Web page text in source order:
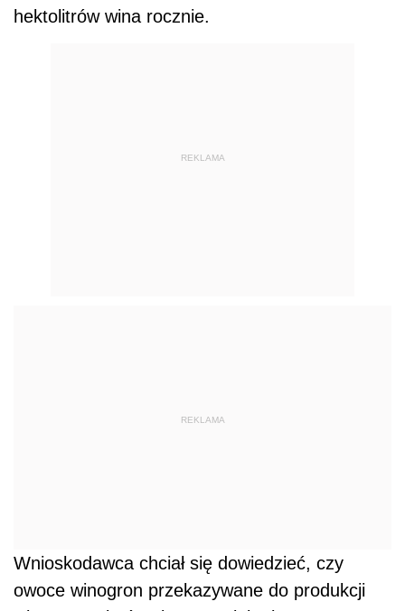
hektolitrów wina rocznie.
REKLAMA
REKLAMA
Wnioskodawca chciał się dowiedzieć, czy
owoce winogron przekazywane do produkcji